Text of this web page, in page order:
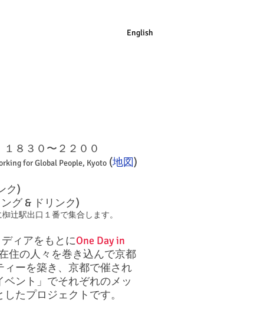
English
８３０〜２２００
for Global People, Kyoto (地図)
ク)
& ドリンク)
辻駅出口１番で集合します。
ィアをもとにOne Day in
住の人々を巻き込んで京都
ーを築き、京都で催され
ント」でそれぞれのメッ
たプロジェクトです。